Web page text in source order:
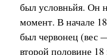
был условньйя. Он
момент. В начале
был червонец (вес
второй половине